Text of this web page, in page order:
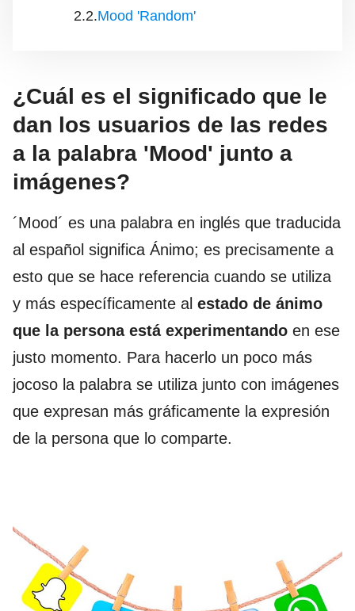
Mood 'Random'
¿Cuál es el significado que le
dan los usuarios de las redes
a la palabra 'Mood' junto a
imágenes?
´Mood´ es una palabra en inglés que traducida
al español significa Ánimo; es precisamente a
esto que se hace referencia cuando se utiliza
y más específicamente al estado de ánimo
que la persona está experimentando en ese
justo momento. Para hacerlo un poco más
jocoso la palabra se utiliza junto con imágenes
que expresan más gráficamente la expresión
de la persona que lo comparte.